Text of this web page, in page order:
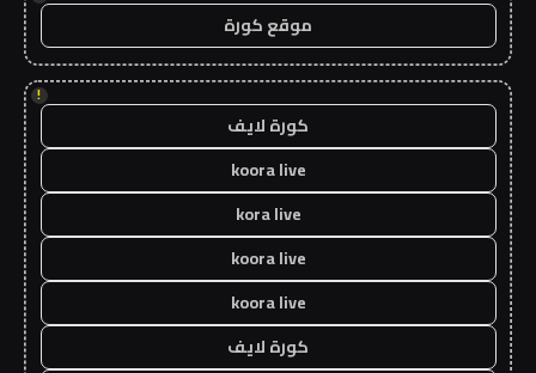
موقع كورة
!
كورة لايف
koora live
kora live
koora live
koora live
كورة لايف